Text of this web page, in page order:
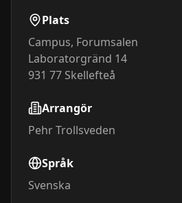
Plats
Campus, Forumsalen
Laboratorgränd 14
931 77 Skellefteå
Arrangör
Pehr Trollsveden
Språk
Svenska